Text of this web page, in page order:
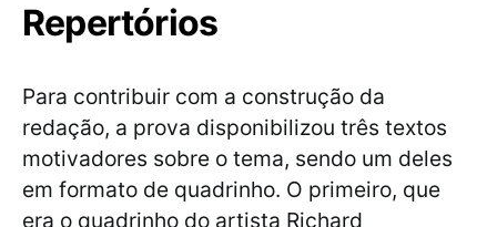
Repertórios
Para contribuir com a construção da
redação, a prova disponibilizou três textos
motivadores sobre o tema, sendo um deles
em formato de quadrinho. O primeiro, que
era o quadrinho do artista Richard